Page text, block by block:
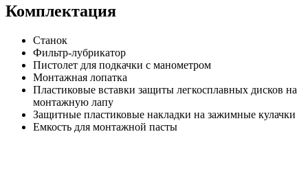
Комплектация
Станок
Фильтр-лубрикатор
Пистолет для подкачки с манометром
Монтажная лопатка
Пластиковые вставки защиты легкосплавных дисков на
монтажную лапу
Защитные пластиковые накладки на зажимные кулачки
Емкость для монтажной пасты